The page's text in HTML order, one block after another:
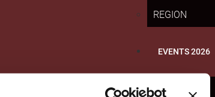
REGION
EVENTS 2026
EURO MOTO